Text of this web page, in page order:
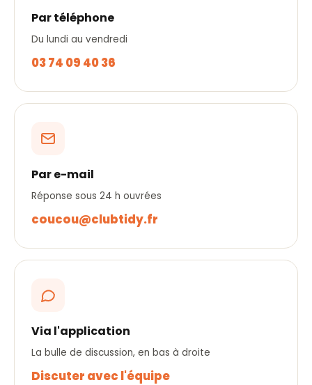
Par téléphone
Du lundi au vendredi
03 74 09 40 36
Par e-mail
Réponse sous 24 h ouvrées
coucou@clubtidy.fr
Via l'application
La bulle de discussion, en bas à droite
Discuter avec l'équipe